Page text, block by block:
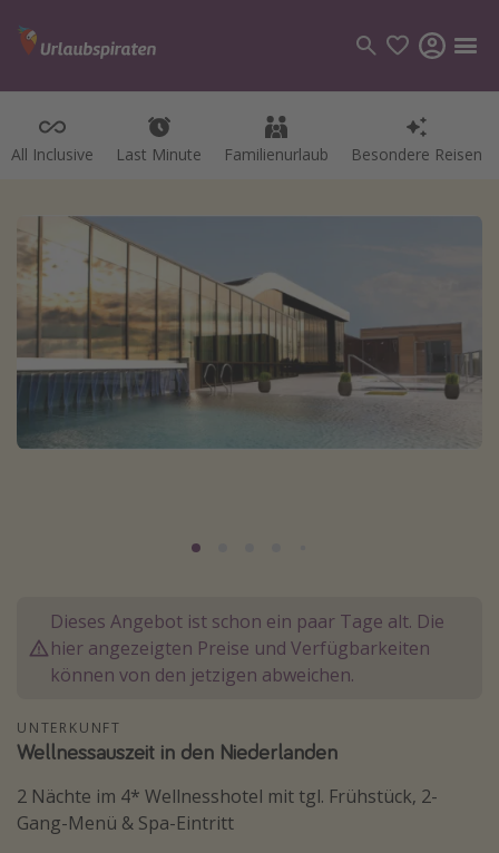
All Inclusive Last Minute Familienurlaub Besondere Reisen
Kategorien
Hotel
Pauschalreisen
Kreuzfahrten
Reiseziele
Bodensee Urlaub
Kefalonia Urlaub
Krabi Urlaub
Sri Lanka Rundreise
Reisethemen
Dieses Angebot ist schon ein paar Tage alt. Die
hier angezeigten Preise und Verfügbarkeiten
können von den jetzigen abweichen.
UNTERKUNFT
Wellnessauszeit in den Niederlanden
2 Nächte im 4* Wellnesshotel mit tgl. Frühstück, 2-
Gang-Menü & Spa-Eintritt